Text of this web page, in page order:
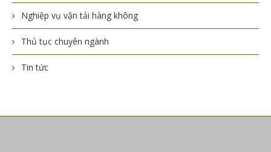
Nghiệp vụ vận tải hàng không
Thủ tục chuyên ngành
Tin tức